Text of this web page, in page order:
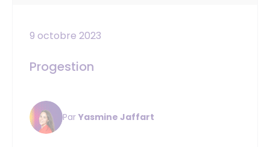
9 octobre 2023
Progestion
Par Yasmine Jaffart